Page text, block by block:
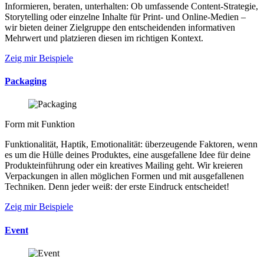
Infor­mie­ren, be­ra­ten, un­ter­hal­ten: Ob um­fas­sen­de Con­tent-Stra­te­gie,
Story­tel­ling oder ein­zel­ne In­hal­te für Print- und On­line-Me­dien –
wir bie­ten dei­ner Ziel­grup­pe den ent­schei­den­den in­for­ma­ti­ven
Mehr­wert und plat­zie­ren die­sen im rich­ti­gen Kon­text.
Zeig mir Beispiele
Packaging
Form mit Funktion
Funktio­nali­tät, Hap­tik, Emo­tio­na­li­tät: über­zeu­gen­de Fak­to­ren, wenn
es um die Hülle deines Pro­duk­tes, eine aus­ge­fal­lene Idee für deine
Pro­dukt­ein­füh­rung oder ein krea­ti­ves Mai­ling geht. Wir kre­ie­ren
Ver­pa­ckun­gen in allen mög­li­chen For­men und mit aus­ge­fal­le­nen
Tech­ni­ken. Denn jeder weiß: der er­ste Ein­druck ent­schei­det!
Zeig mir Beispiele
Event